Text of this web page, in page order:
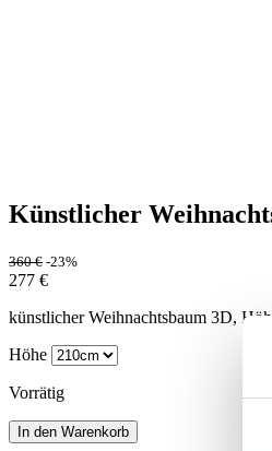
Künstlicher
360€ -23%
277 €
künstlicher Weihnachtsbaum 3D,
Höhe
Vorrätig
In den Warenkorb